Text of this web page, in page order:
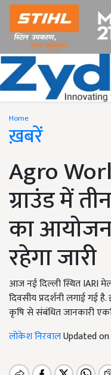
Home
ख़बरें
Agro
ग्राउंड में
का
रहेगा जारी
आज नई दिल्ली स्थित IARI
दिवसीय प्रदर्शनी लगाई गई
कृषि से संबंधित जानकारी
लोकेश निरवालUpdated